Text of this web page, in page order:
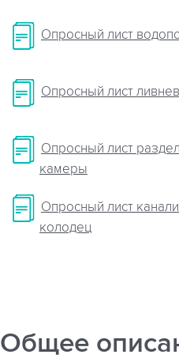
Опросный лист
Опросный лист
Опросный лист
камеры
Опросный лист
колодец
Общее